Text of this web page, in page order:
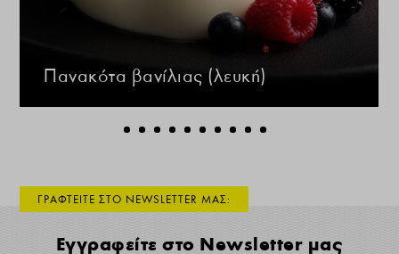
Πανακότα βανίλιας (λευκή)
ΓΡΑΦΤΕΙΤΕ ΣΤΟ NEWSLETTER ΜΑΣ:
Εγγραφείτε στο Newsletter μας